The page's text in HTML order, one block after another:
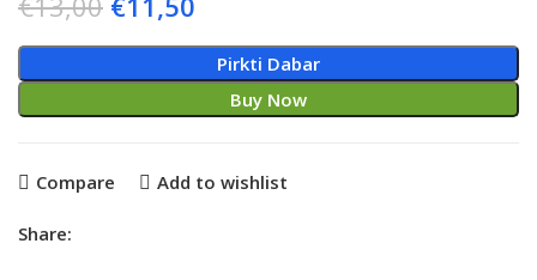
€13,00.
actual
€11,50.
Pirkti Dabar
Buy Now
Compare Add to wishlist
Share: